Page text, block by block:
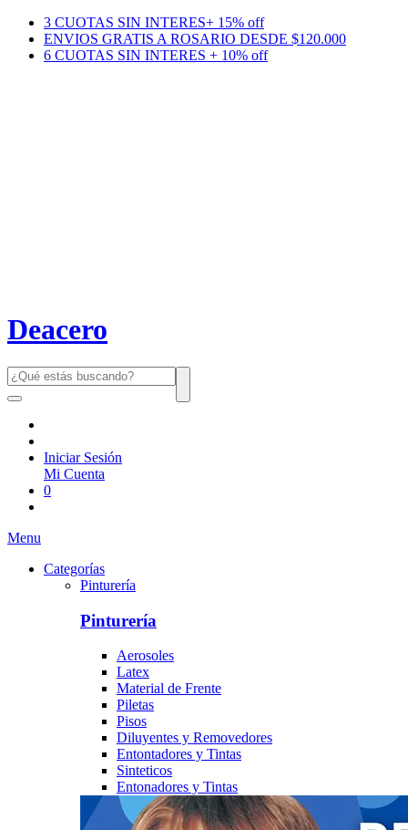
3 CUOTAS SIN INTERES+ 15% off
ENVIOS GRATIS A ROSARIO DESDE $120.000
6 CUOTAS SIN INTERES + 10% off
Deacero
Búsqueda
de
productos
Iniciar Sesión
Mi Cuenta
0
Menu
Categorías
Pinturería
Pinturería
Aerosoles
Latex
Material de Frente
Piletas
Pisos
Diluyentes y Removedores
Entontadores y Tintas
Sinteticos
Entonadores y Tintas